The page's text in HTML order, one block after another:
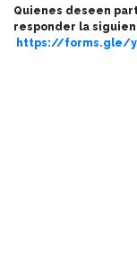
Quienes deseen
responder la
https://forms.gle/